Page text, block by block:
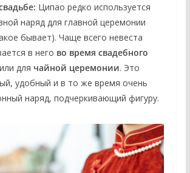
Ципао редко используется
наряд для главной церемонии
бывает). Чаще всего невеста
в него во время свадебного
или для чайной церемонии. Это
удобный и в то же время очень
наряд, подчеркивающий фигуру.